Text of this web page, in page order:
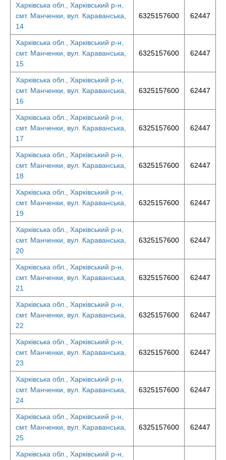
Харківська обл., Харківський р-н,
смт. Манченки, вул. Караванська,
14
6325157600 62447
Харківська обл., Харківський р-н,
смт. Манченки, вул. Караванська,
15
6325157600 62447
Харківська обл., Харківський р-н,
смт. Манченки, вул. Караванська,
16
6325157600 62447
Харківська обл., Харківський р-н,
смт. Манченки, вул. Караванська,
17
6325157600 62447
Харківська обл., Харківський р-н,
смт. Манченки, вул. Караванська,
18
6325157600 62447
Харківська обл., Харківський р-н,
смт. Манченки, вул. Караванська,
19
6325157600 62447
Харківська обл., Харківський р-н,
смт. Манченки, вул. Караванська,
20
6325157600 62447
Харківська обл., Харківський р-н,
смт. Манченки, вул. Караванська,
21
6325157600 62447
Харківська обл., Харківський р-н,
смт. Манченки, вул. Караванська,
22
6325157600 62447
Харківська обл., Харківський р-н,
смт. Манченки, вул. Караванська,
23
6325157600 62447
Харківська обл., Харківський р-н,
смт. Манченки, вул. Караванська,
24
6325157600 62447
Харківська обл., Харківський р-н,
смт. Манченки, вул. Караванська,
25
6325157600 62447
Харківська обл., Харківський р-н,